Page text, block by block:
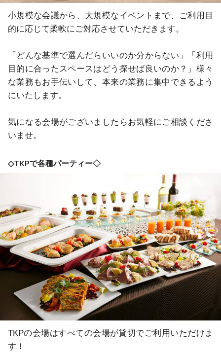
小規模な会議から、大規模なイベントまで、ご利用目
的に応じて柔軟にご対応させていただきます。
「どんな基準で選んだらいいのか分からない」「利用
目的に合ったスペースはどう探せば良いのか？」様々
な業務もお手伝いして、本来の業務に集中できるよう
にいたします。
気になる会場がございましたらお気軽にご相談くださ
いませ。
◇TKPで各種パーティー◇
TKPの会場はすべての会場が貸切でご利用いただけま
す！